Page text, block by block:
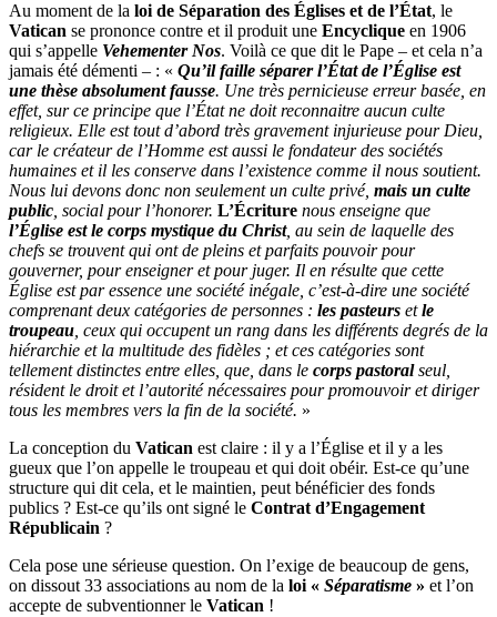
Au moment de la loi de Séparation des Églises et de l’État, le
Vatican se prononce contre et il produit une Encyclique en 1906
qui s’appelle Vehementer Nos. Voilà ce que dit le Pape – et cela n’a
jamais été démenti – : « Qu’il faille séparer l’État de l’Église est
une thèse absolument fausse. Une très pernicieuse erreur basée, en
effet, sur ce principe que l’État ne doit reconnaitre aucun culte
religieux. Elle est tout d’abord très gravement injurieuse pour Dieu,
car le créateur de l’Homme est aussi le fondateur des sociétés
humaines et il les conserve dans l’existence comme il nous soutient.
Nous lui devons donc non seulement un culte privé, mais un culte
public, social pour l’honorer. L’Écriture nous enseigne que
l’Église est le corps mystique du Christ, au sein de laquelle des
chefs se trouvent qui ont de pleins et parfaits pouvoir pour
gouverner, pour enseigner et pour juger. Il en résulte que cette
Église est par essence une société inégale, c’est-à-dire une société
comprenant deux catégories de personnes : les pasteurs etle
troupeau, ceux qui occupent un rang dans les différents degrés de la
hiérarchie et la multitude des fidèles ; et ces catégories sont
tellement distinctes entre elles, que, dans le corps pastoralseul,
résident le droit et l’autorité nécessaires pour promouvoir et diriger
tous les membres vers la fin de la société. »
La conception du Vatican est claire : il y a l’Église et il y a les
gueux que l’on appelle le troupeau et qui doit obéir. Est-ce qu’une
structure qui dit cela, et le maintien, peut bénéficier des fonds
publics ? Est-ce qu’ils ont signé le Contrat d’Engagement
Républicain ?
Cela pose une sérieuse question. On l’exige de beaucoup de gens,
on dissout 33 associations au nom de la loi « Séparatisme » et l’on
accepte de subventionner le Vatican !